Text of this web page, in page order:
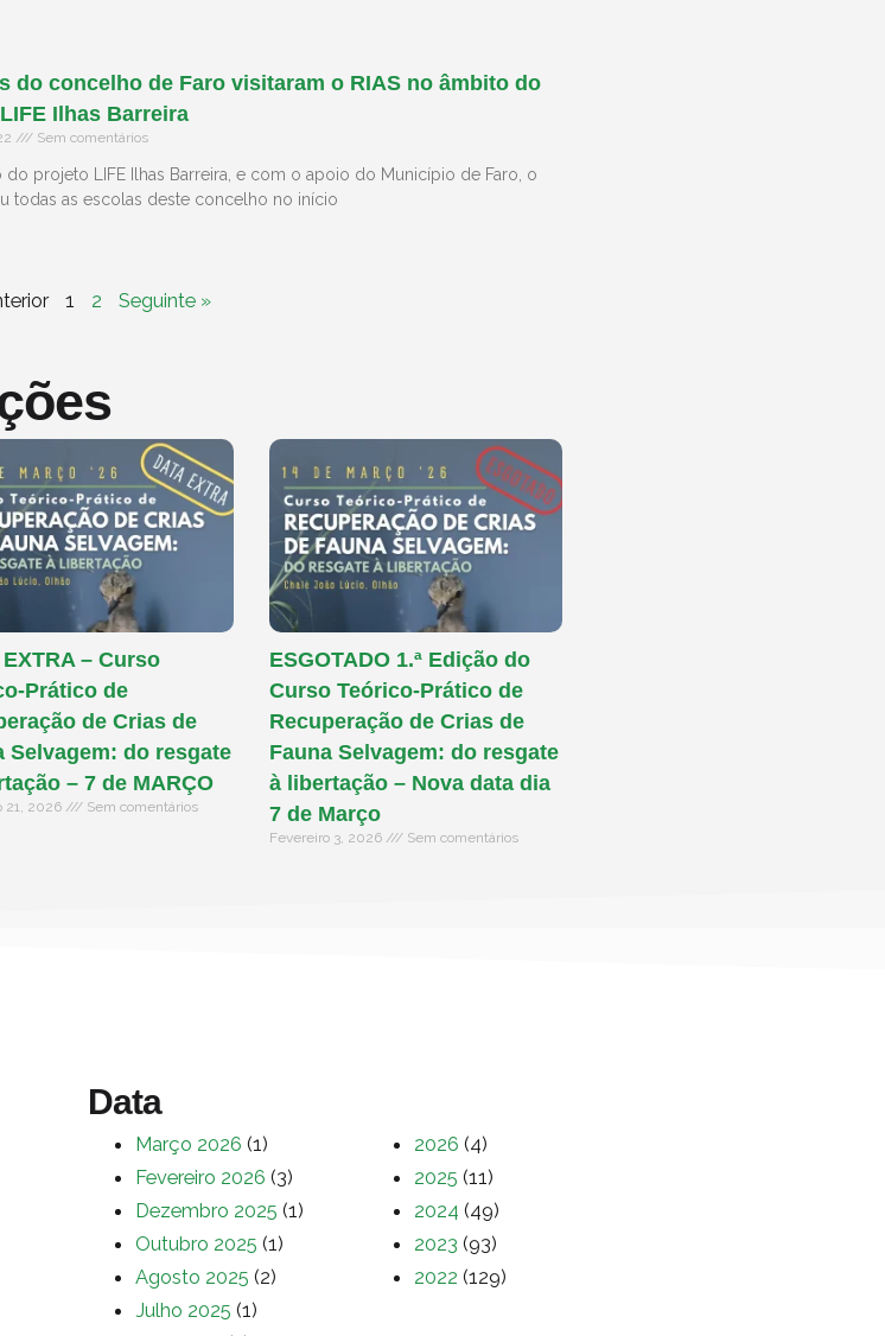
do concelho de Faro visitaram o RIAS no âmbito do
Ilhas Barreira
Sem comentários
do projeto LIFE Ilhas Barreira, e com o apoio do Município de Faro, o
todas as escolas deste concelho no início
1 2 Seguinte »
EXTRA – Curso
Prático de
de Crias de
Selvagem: do resgate
– 7 de MARÇO
21, 2026 Sem comentários
ESGOTADO 1.ª Edição do
Curso Teórico-Prático de
Recuperação de Crias de
Fauna Selvagem: do resgate
à libertação – Nova data dia
7 de Março
Fevereiro 3, 2026 Sem comentários
Data
Março 2026 (1)
Fevereiro 2026 (3)
Dezembro 2025 (1)
Outubro 2025 (1)
Agosto 2025 (2)
Julho 2025 (1)
2026 (4)
2025 (11)
2024 (49)
2023 (93)
2022 (129)